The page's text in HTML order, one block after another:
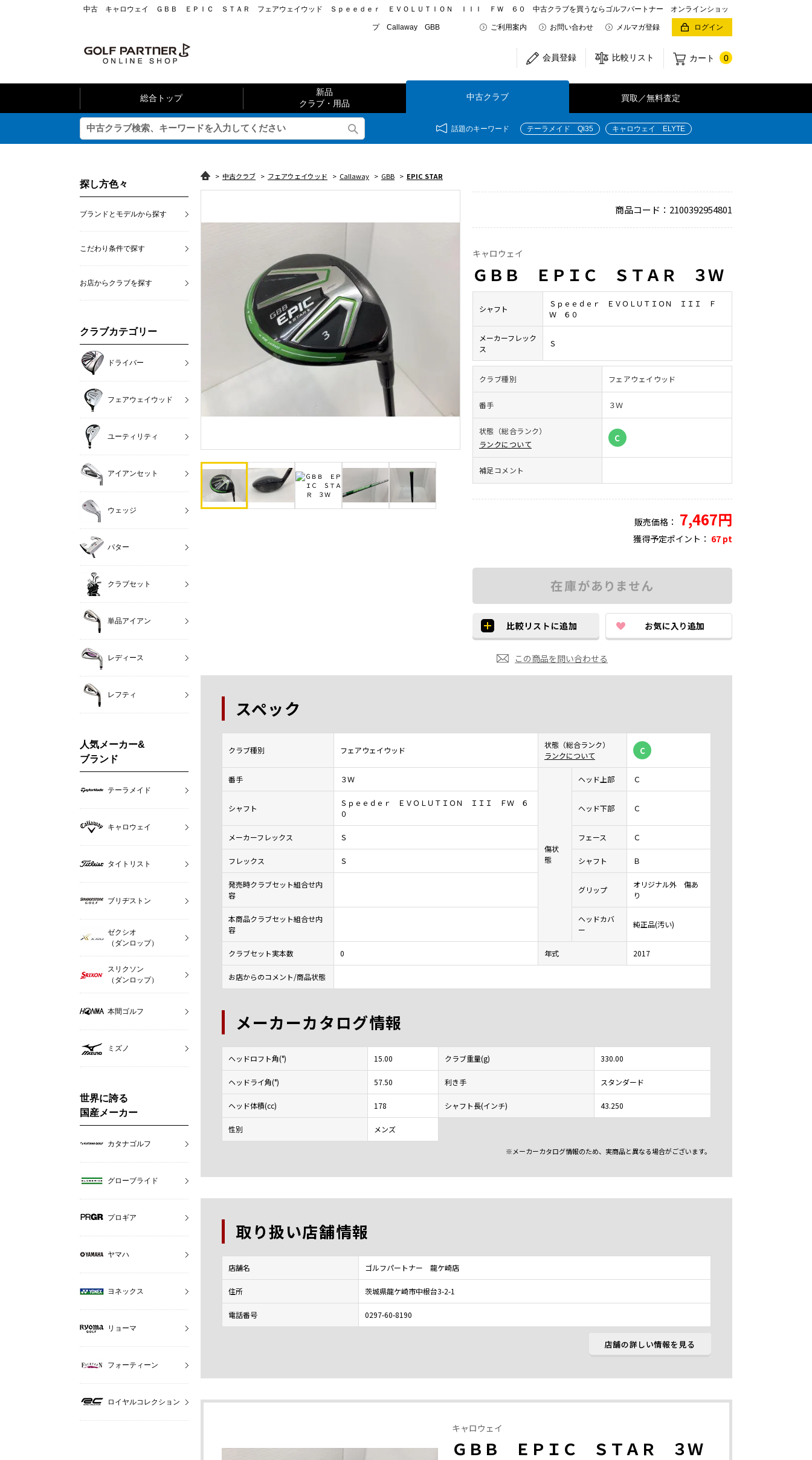
中古 キャロウェイ ＧＢＢ ＥＰＩＣ ＳＴＡＲ フェアウェイウッド Ｓｐｅｅｄｅｒ ＥＶＯＬＵＴＩＯＮ ＩＩＩ ＦＷ ６０ 中古クラブを買うならゴルフパートナー オンラインショッ
プ Callaway GBB ご利用案内 お問い合わせ メルマガ登録 ログイン
カート 0
比較リスト
会員登録
総合トップ
新品
クラブ・用品
中古クラブ 買取／無料査定
話題のキーワード テーラメイド Qi35 キャロウェイ ELYTE
> 中古クラブ > フェアウェイウッド > Callaway > GBB > EPIC STAR
商品コード：2100392954801
キャロウェイ
ＧＢＢ ＥＰＩＣ ＳＴＡＲ ３Ｗ
シャフト
Ｓｐｅｅｄｅｒ ＥＶＯＬＵＴＩＯＮ ＩＩＩ Ｆ
Ｗ ６０
メーカーフレック
ス
Ｓ
クラブ種別 フェアウェイウッド
番手 ３Ｗ
状態（総合ランク）
ランクについて
C
補足コメント
販売価格： 7,467円
獲得予定ポイント： 67 pt
この商品を問い合わせる
スペック
クラブ種別 フェアウェイウッド
状態（総合ランク）
ランクについて
C
番手 ３Ｗ
傷状
態
ヘッド上部 Ｃ
シャフト
Ｓｐｅｅｄｅｒ ＥＶＯＬＵＴＩＯＮ ＩＩＩ ＦＷ ６
０
ヘッド下部 Ｃ
メーカーフレックス Ｓ フェース Ｃ
フレックス Ｓ シャフト Ｂ
発売時クラブセット組合せ内
容
グリップ
オリジナル外 傷あ
り
本商品クラブセット組合せ内
容
ヘッドカバ
ー
純正品(汚い)
クラブセット実本数 0 年式 2017
お店からのコメント/商品状態
メーカーカタログ情報
ヘッドロフト角(°) 15.00 クラブ重量(g) 330.00
ヘッドライ角(°) 57.50 利き手 スタンダード
ヘッド体積(cc) 178 シャフト長(インチ) 43.250
性別 メンズ
※メーカーカタログ情報のため、実商品と異なる場合がございます。
取り扱い店舗情報
店舗名 ゴルフパートナー 龍ケ崎店
住所 茨城県龍ケ崎市中根台3-2-1
電話番号 0297-60-8190
キャロウェイ
ＧＢＢ ＥＰＩＣ ＳＴＡＲ ３Ｗ
探し方色々
ブランドとモデルから探す
こだわり条件で探す
お店からクラブを探す
クラブカテゴリー
ドライバー
フェアウェイウッド
ユーティリティ
アイアンセット
ウェッジ
パター
クラブセット
単品アイアン
レディース
レフティ
人気メーカー&
ブランド
テーラメイド
キャロウェイ
タイトリスト
ブリヂストン
ゼクシオ
（ダンロップ）
スリクソン
（ダンロップ）
本間ゴルフ
ミズノ
世界に誇る
国産メーカー
カタナゴルフ
グローブライド
プロギア
ヤマハ
ヨネックス
リョーマ
フォーティーン
ロイヤルコレクション